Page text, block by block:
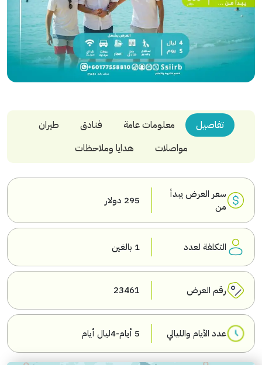
تفاصيل معلومات عامة فنادق
طيران
مواصلات
هدايا وملاحظات
سعر العرض يبدأ
من
295 دولار
التكلفة لعدد 1 بالغين
رقم العرض 23461
عدد الأيام والليالي 5 أيام-4ليال أيام